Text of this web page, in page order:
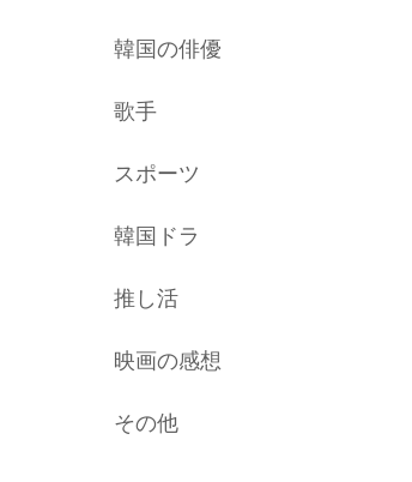
韓国の俳優
歌手
スポーツ
韓国ドラ
推し活
映画の感想
その他